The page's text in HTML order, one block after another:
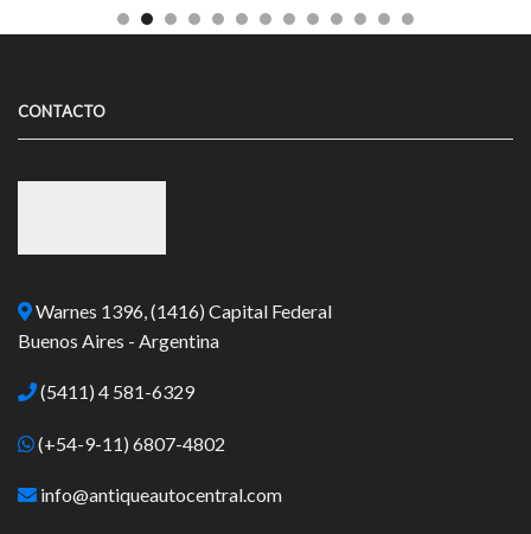
CONTACTO
Warnes 1396, (1416) Capital Federal
Buenos Aires - Argentina
(5411) 4 581-6329
(+54-9-11) 6807-4802
info@antiqueautocentral.com